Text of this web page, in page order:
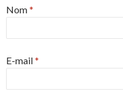
Nom*
E-mail*